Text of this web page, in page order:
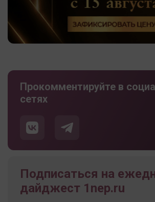
Прокомментируйте в
сетях
Подписаться на
дайджест 1nep.ru